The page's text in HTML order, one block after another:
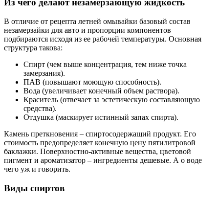
Из чего делают незамерзающую жидкость
В отличие от рецепта летней омывайки базовый состав
незамерзайки для авто и пропорции компонентов
подбираются исходя из ее рабочей температуры. Основная
структура такова:
Спирт (чем выше концентрация, тем ниже точка
замерзания).
ПАВ (повышают моющую способность).
Вода (увеличивает конечный объем раствора).
Краситель (отвечает за эстетическую составляющую
средства).
Отдушка (маскирует истинный запах спирта).
Камень преткновения – спиртосодержащий продукт. Его
стоимость предопределяет конечную цену пятилитровой
баклажки. Поверхностно-активные вещества, цветовой
пигмент и ароматизатор – ингредиенты дешевые. А о воде
чего уж и говорить.
Виды спиртов